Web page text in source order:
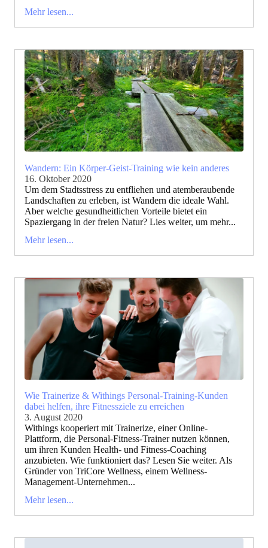
Mehr lesen...
Wandern: Ein Körper-Geist-Training wie kein anderes
16. Oktober 2020
Um dem Stadtsstress zu entfliehen und atemberaubende
Landschaften zu erleben, ist Wandern die ideale Wahl.
Aber welche gesundheitlichen Vorteile bietet ein
Spaziergang in der freien Natur? Lies weiter, um mehr...
Mehr lesen...
Wie Trainerize & Withings Personal-Training-Kunden
dabei helfen, ihre Fitnessziele zu erreichen
3. August 2020
Withings kooperiert mit Trainerize, einer Online-
Plattform, die Personal-Fitness-Trainer nutzen können,
um ihren Kunden Health- und Fitness-Coaching
anzubieten. Wie funktioniert das? Lesen Sie weiter. Als
Gründer von TriCore Wellness, einem Wellness-
Management-Unternehmen...
Mehr lesen...